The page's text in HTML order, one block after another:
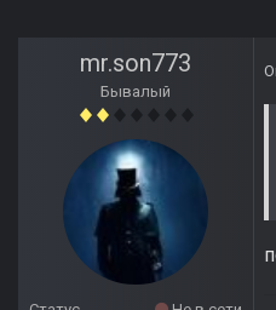
mr.son773
Бывалый